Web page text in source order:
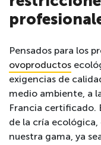
Pensados para los
ovoproductos
exigencias de
medio ambiente, a
Francia certificado.
de la cría ecológica,
nuestra gama, ya